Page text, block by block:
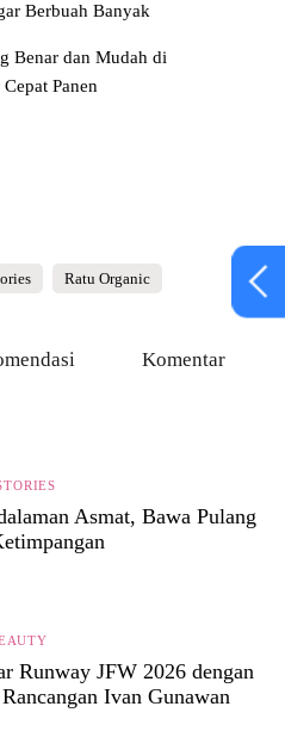
Berbuah Banyak
Benar dan Mudah di
Panen
Ratu Organic
Komentar
Asmat, Bawa Pulang
Runway JFW 2026 dengan
Ivan Gunawan